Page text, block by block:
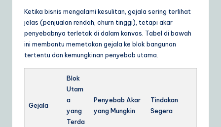
Ketika bisnis mengalami kesulitan, gejala sering terlihat
jelas (penjualan rendah, churn tinggi), tetapi akar
penyebabnya terletak di dalam kanvas. Tabel di bawah
ini membantu memetakan gejala ke blok bangunan
tertentu dan kemungkinan penyebab utama.
Gejala
Blok
Utam
a
yang
Terda
Penyebab Akar
yang Mungkin
Tindakan
Segera